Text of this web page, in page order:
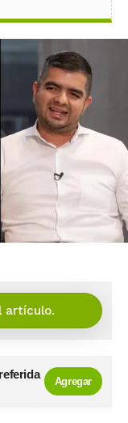
artículo.
Agregar